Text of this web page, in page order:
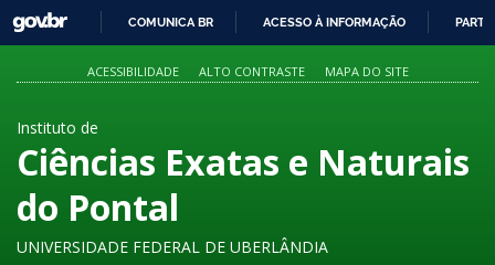
PARA
O
GOVBR
COMUNICA BR ACESSO À INFORMAÇÃO
ACESSIBILIDADE ALTO CONTRASTE MAPA DO SITE
Instituto de
Ciências Exatas e Naturais
do Pontal
UNIVERSIDADE FEDERAL DE UBERLÂNDIA